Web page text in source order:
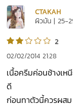
CTAKAH
ผิวมัน | 25-
2
02/02/2014 21:28
เนื้อครีมค่อนช้างเ
ดี
ก่อนทาตัวนี้ควรผส